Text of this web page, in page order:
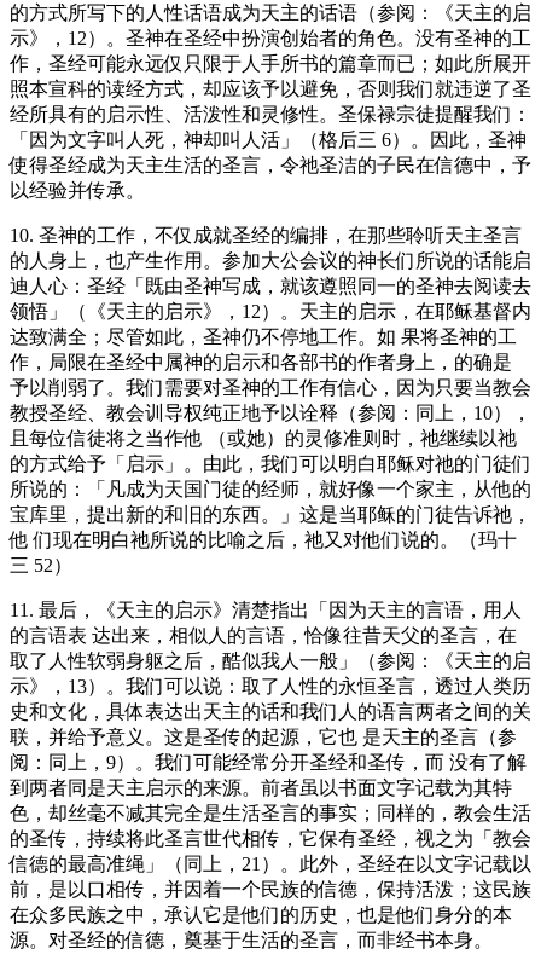
的方式所写下的人性话语成为天主的话语（参阅：《天主的启
示》，12）。圣神在圣经中扮演创始者的角色。没有圣神的工
作，圣经可能永远仅只限于人手所书的篇章而已；如此所展开
照本宣科的读经方式，却应该予以避免，否则我们就违逆了圣
经所具有的启示性、活泼性和灵修性。圣保禄宗徒提醒我们：
「因为文字叫人死，神却叫人活」（格后三 6）。因此，圣神
使得圣经成为天主生活的圣言，令祂圣洁的子民在信德中，予
以经验并传承。
10. 圣神的工作，不仅成就圣经的编排，在那些聆听天主圣言
的人身上，也产生作用。参加大公会议的神长们所说的话能启
迪人心：圣经「既由圣神写成，就该遵照同一的圣神去阅读去
领悟」（《天主的启示》，12）。天主的启示，在耶稣基督内
达致满全；尽管如此，圣神仍不停地工作。如 果将圣神的工
作，局限在圣经中属神的启示和各部书的作者身上，的确是
予以削弱了。我们需要对圣神的工作有信心，因为只要当教会
教授圣经、教会训导权纯正地予以诠释（参阅：同上，10），
且每位信徒将之当作他 （或她）的灵修准则时，祂继续以祂
的方式给予「启示」。由此，我们可以明白耶稣对祂的门徒们
所说的：「凡成为天国门徒的经师，就好像一个家主，从他的
宝库里，提出新的和旧的东西。」这是当耶稣的门徒告诉祂，
他 们现在明白祂所说的比喻之后，祂又对他们说的。（玛十
三 52）
11. 最后，《天主的启示》清楚指出「因为天主的言语，用人
的言语表 达出来，相似人的言语，恰像往昔天父的圣言，在
取了人性软弱身躯之后，酷似我人一般」（参阅：《天主的启
示》，13）。我们可以说：取了人性的永恒圣言，透过人类历
史和文化，具体表达出天主的话和我们人的语言两者之间的关
联，并给予意义。这是圣传的起源，它也 是天主的圣言（参
阅：同上，9）。我们可能经常分开圣经和圣传，而 没有了解
到两者同是天主启示的来源。前者虽以书面文字记载为其特
色，却丝毫不减其完全是生活圣言的事实；同样的，教会生活
的圣传，持续将此圣言世代相传，它保有圣经，视之为「教会
信德的最高准绳」（同上，21）。此外，圣经在以文字记载以
前，是以口相传，并因着一个民族的信德，保持活泼；这民族
在众多民族之中，承认它是他们的历史，也是他们身分的本
源。对圣经的信德，奠基于生活的圣言，而非经书本身。